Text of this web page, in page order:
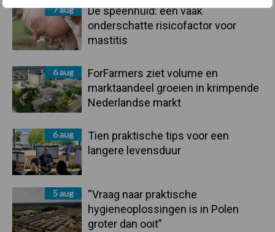
7 aug
De speenhuid: een vaak
onderschatte risicofactor voor
mastitis
6 aug
ForFarmers ziet volume en
marktaandeel groeien in krimpende
Nederlandse markt
6 aug
Tien praktische tips voor een
langere levensduur
5 aug
“Vraag naar praktische
hygieneoplossingen is in Polen
groter dan ooit”